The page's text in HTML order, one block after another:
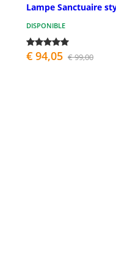
Lampe Sanctuaire
DISPONIBLE
€ 94,05 € 99,00